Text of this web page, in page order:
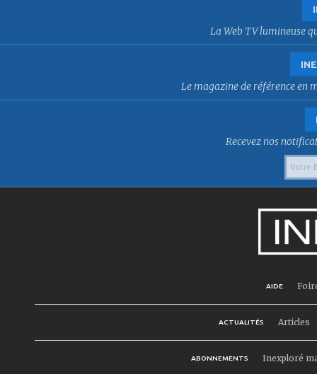
La Web TV lumineuse
Le magazine de référence en
Recevez nos
AIDE
ACTUALITÉS Articles
ABONNEMENTS Inexploré